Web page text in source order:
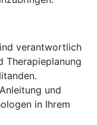
verantwortlich
Therapieplanung
und
in Ihrem